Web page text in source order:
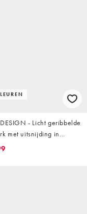
- Licht geribbelde
met uitsnijding in